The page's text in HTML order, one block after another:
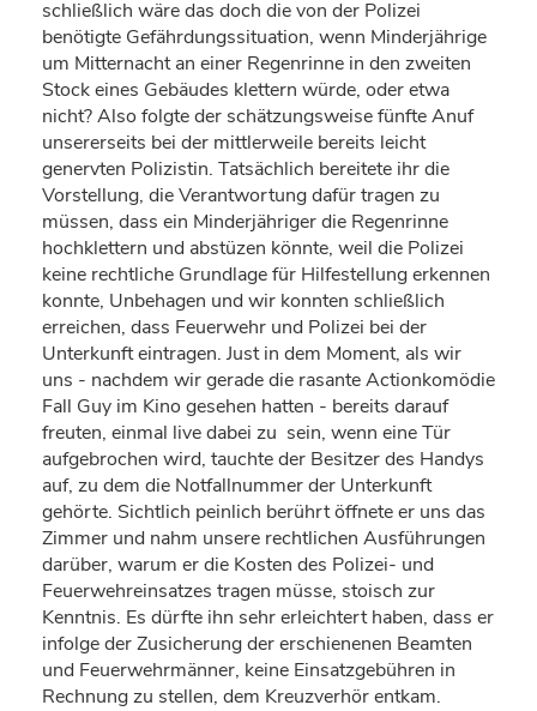
schließlich wäre das doch die von der Polizei
benötigte Gefährdungssituation, wenn Minderjährige
um Mitternacht an einer Regenrinne in den zweiten
Stock eines Gebäudes klettern würde, oder etwa
nicht? Also folgte der schätzungsweise fünfte Anuf
unsererseits bei der mittlerweile bereits leicht
genervten Polizistin. Tatsächlich bereitete ihr die
Vorstellung, die Verantwortung dafür tragen zu
müssen, dass ein Minderjähriger die Regenrinne
hochklettern und abstüzen könnte, weil die Polizei
keine rechtliche Grundlage für Hilfestellung erkennen
konnte, Unbehagen und wir konnten schließlich
erreichen, dass Feuerwehr und Polizei bei der
Unterkunft eintragen. Just in dem Moment, als wir
uns - nachdem wir gerade die rasante Actionkomödie
Fall Guy im Kino gesehen hatten - bereits darauf
freuten, einmal live dabei zu sein, wenn eine Tür
aufgebrochen wird, tauchte der Besitzer des Handys
auf, zu dem die Notfallnummer der Unterkunft
gehörte. Sichtlich peinlich berührt öffnete er uns das
Zimmer und nahm unsere rechtlichen Ausführungen
darüber, warum er die Kosten des Polizei- und
Feuerwehreinsatzes tragen müsse, stoisch zur
Kenntnis. Es dürfte ihn sehr erleichtert haben, dass er
infolge der Zusicherung der erschienenen Beamten
und Feuerwehrmänner, keine Einsatzgebühren in
Rechnung zu stellen, dem Kreuzverhör entkam.